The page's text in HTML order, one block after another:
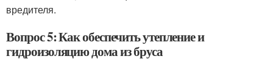
вредителя.
Вопрос 5: Как обеспечить утепление и
гидроизоляцию дома из бруса